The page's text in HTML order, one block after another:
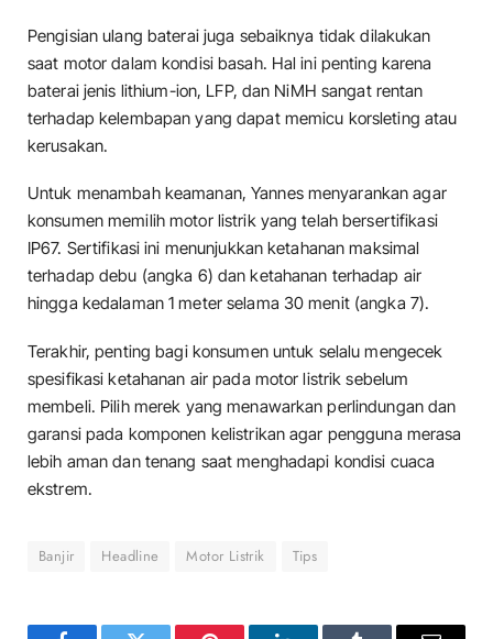
Pengisian ulang baterai juga sebaiknya tidak dilakukan
saat motor dalam kondisi basah. Hal ini penting karena
baterai jenis lithium-ion, LFP, dan NiMH sangat rentan
terhadap kelembapan yang dapat memicu korsleting atau
kerusakan.
Untuk menambah keamanan, Yannes menyarankan agar
konsumen memilih motor listrik yang telah bersertifikasi
IP67. Sertifikasi ini menunjukkan ketahanan maksimal
terhadap debu (angka 6) dan ketahanan terhadap air
hingga kedalaman 1 meter selama 30 menit (angka 7).
Terakhir, penting bagi konsumen untuk selalu mengecek
spesifikasi ketahanan air pada motor listrik sebelum
membeli. Pilih merek yang menawarkan perlindungan dan
garansi pada komponen kelistrikan agar pengguna merasa
lebih aman dan tenang saat menghadapi kondisi cuaca
ekstrem.
Banjir Headline Motor Listrik Tips